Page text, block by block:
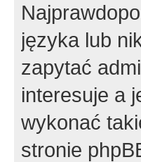
języka lub
zapytać
interesuje a
wykonać
stronie